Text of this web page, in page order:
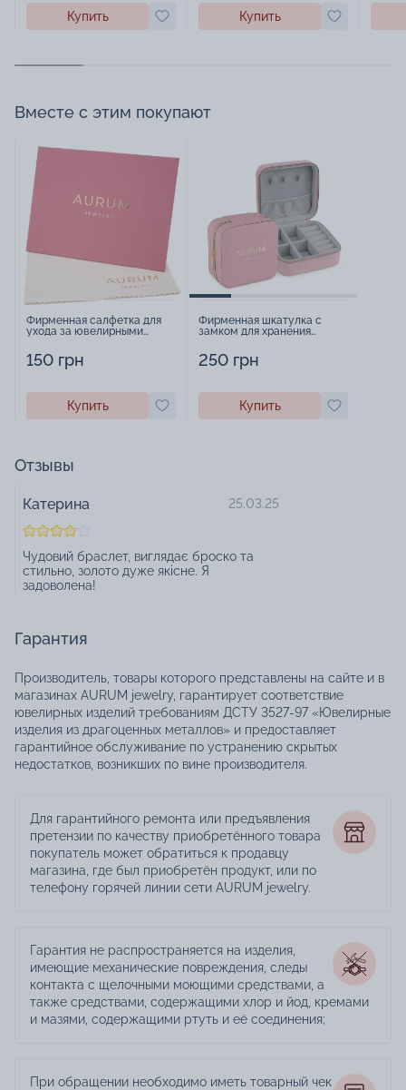
Купить Купить
Вместе с этим покупают
Фирменная салфетка для
ухода за ювелирными
150 грн
Купить
Фирменная шкатулка с
замком для хранения
250 грн
Купить
Отзывы
Катерина 25.03.25
Чудовий браслет, виглядає броско та
стильно, золото дуже якісне. Я
задоволена!
Гарантия
Производитель, товары которого представлены на сайте и в
магазинах AURUM jewelry, гарантирует соответствие
ювелирных изделий требованиям ДСТУ 3527-97 «Ювелирные
изделия из драгоценных металлов» и предоставляет
гарантийное обслуживание по устранению скрытых
недостатков, возникших по вине производителя.
Для гарантийного ремонта или предъявления
претензии по качеству приобретённого товара
покупатель может обратиться к продавцу
магазина, где был приобретён продукт, или по
телефону горячей линии сети AURUM jewelry.
Гарантия не распространяется на изделия,
имеющие механические повреждения, следы
контакта с щелочными моющими средствами, а
также средствами, содержащими хлор и йод, кремами
и мазями, содержащими ртуть и её соединения;
При обращении необходимо иметь товарный чек